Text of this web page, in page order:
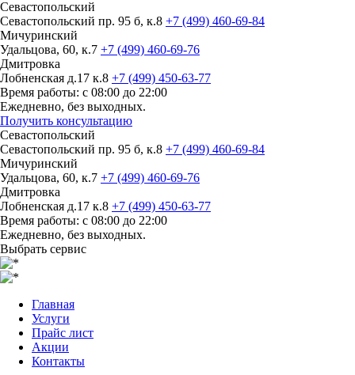
Севастопольский
Севастопольский пр. 95 б, к.8 +7 (499) 460-69-84
Мичуринский
Удальцова, 60, к.7 +7 (499) 460-69-76
Дмитровка
Лобненская д.17 к.8 +7 (499) 450-63-77
Время работы: с 08:00 до 22:00
Ежедневно, без выходных.
Получить консультацию
Севастопольский
Севастопольский пр. 95 б, к.8 +7 (499) 460-69-84
Мичуринский
Удальцова, 60, к.7 +7 (499) 460-69-76
Дмитровка
Лобненская д.17 к.8 +7 (499) 450-63-77
Время работы: с 08:00 до 22:00
Ежедневно, без выходных.
Выбрать сервис
Главная
Услуги
Прайс лист
Акции
Контакты